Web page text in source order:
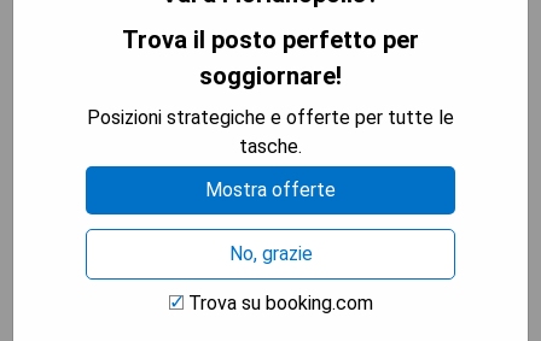
VERIFICA LA DISPONIBILITÀ
Costa Norte Ingleses Hotel
Trova il posto perfetto per
soggiornare!
Posizioni strategiche e offerte per tutte le
tasche.
Mostra offerte
No, grazie
Trova su booking.com